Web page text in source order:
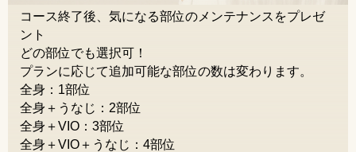
コース終了後、気になる部位のメンテナンスをプレゼ
ント
どの部位でも選択可！
プランに応じて追加可能な部位の数は変わります。
全身：1部位
全身＋うなじ：2部位
全身＋VIO：3部位
全身＋VIO＋うなじ：4部位